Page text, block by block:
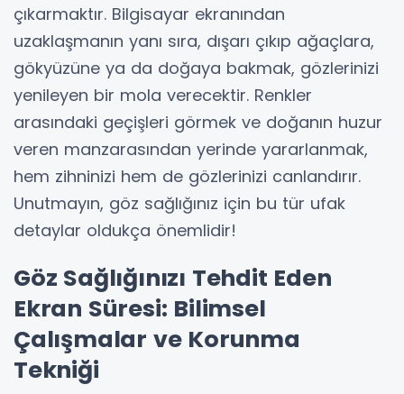
çıkarmaktır. Bilgisayar ekranından
uzaklaşmanın yanı sıra, dışarı çıkıp ağaçlara,
gökyüzüne ya da doğaya bakmak, gözlerinizi
yenileyen bir mola verecektir. Renkler
arasındaki geçişleri görmek ve doğanın huzur
veren manzarasından yerinde yararlanmak,
hem zihninizi hem de gözlerinizi canlandırır.
Unutmayın, göz sağlığınız için bu tür ufak
detaylar oldukça önemlidir!
Göz Sağlığınızı Tehdit Eden
Ekran Süresi: Bilimsel
Çalışmalar ve Korunma
Tekniği